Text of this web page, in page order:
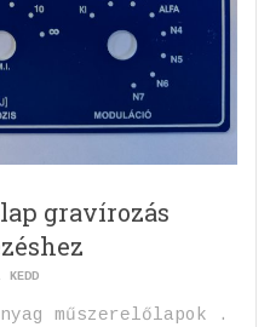
gravírozás
KEDD
műszerelőlapok .